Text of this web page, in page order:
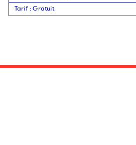
Tarif:Gratuit